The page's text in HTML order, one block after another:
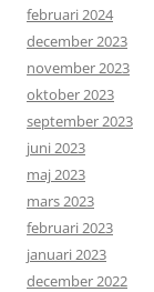
februari 2024
december 2023
november 2023
oktober 2023
september 2023
juni 2023
maj 2023
mars 2023
februari 2023
januari 2023
december 2022